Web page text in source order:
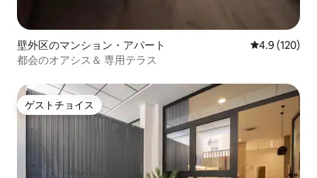
ゥリアの古い川床） – 800メートル/10
分。 コロン通り（ショッピングエリア）
– 1.2 km. ／14分。 芸術科学都市 - 3.5 km.
/ バスで30分 ビーチ（ラス・アレナス、
バスで30 ～ 40分。 移動手段 地下鉄の
「Àngel Guimerà」駅は、玄関から650
m/8分で、バレンシア空港（18分、10
駅、3番線または5番線）/駅（「Estació
del Nord」駅、1分/1駅、「Estació
Joaquín Sorolla」AVE高速鉄道駅、3分/2
駅）/ビーチ（20分、5番線または7番線で
壁外区のマンション・アパート レビュー120
4.9 (120)
都会のオアシス＆ 専用テラス
ゲストチョイス
ゲストチョイス